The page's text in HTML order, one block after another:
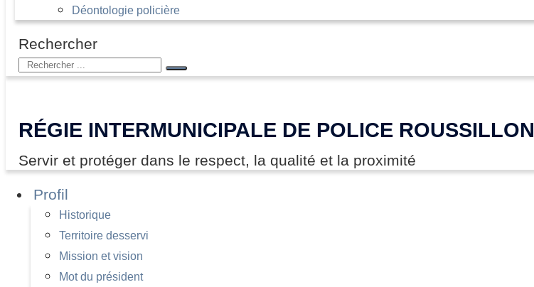
Déontologie policière
Rechercher
RÉGIE INTERMUNICIPALE DE POLICE ROUSSILLON
Servir et protéger dans le respect, la qualité et la proximité
Profil
Historique
Territoire desservi
Mission et vision
Mot du président